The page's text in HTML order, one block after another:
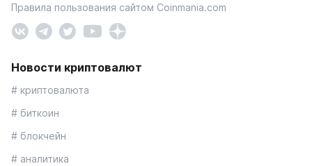
Правила пользования сайтом Coinmania.com
Новости криптовалют
# криптовалюта
# биткоин
# блокчейн
# аналитика